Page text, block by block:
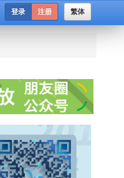
繁体
登录 注册